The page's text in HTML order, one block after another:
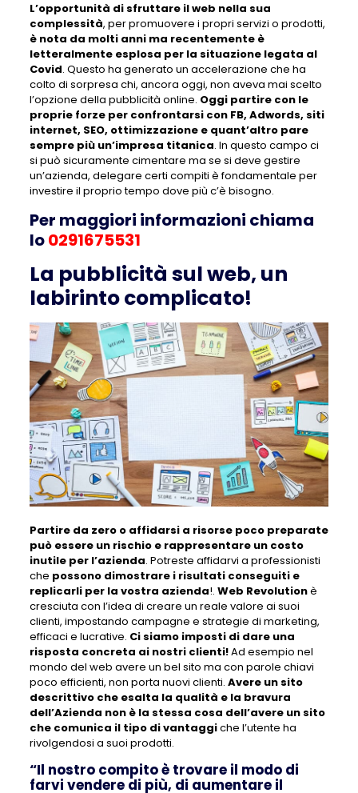
L’opportunità di sfruttare il web nella sua
complessità, per promuovere i propri servizi o prodotti,
è nota da molti anni ma recentemente è
letteralmente esplosa per la situazione legata al
Covid. Questo ha generato un accelerazione che ha
colto di sorpresa chi, ancora oggi, non aveva mai scelto
l’opzione della pubblicità online. Oggi partire con le
proprie forze per confrontarsi con FB, Adwords, siti
internet, SEO, ottimizzazione e quant’altro pare
sempre più un’impresa titanica. In questo campo ci
si può sicuramente cimentare ma se si deve gestire
un’azienda, delegare certi compiti è fondamentale per
investire il proprio tempo dove più c’è bisogno.
Per maggiori informazioni chiama
lo0291675531
La pubblicità sul web, un
labirinto complicato!
Partire da zero o affidarsi a risorse poco preparate
può essere un rischio e rappresentare un costo
inutile per l’azienda. Potreste affidarvi a professionisti
che possono dimostrare i risultati conseguiti e
replicarli per la vostra azienda!. Web Revolutionè
cresciuta con l’idea di creare un reale valore ai suoi
clienti, impostando campagne e strategie di marketing,
efficaci e lucrative. Ci siamo imposti di dare una
risposta concreta ai nostri clienti!Ad esempio nel
mondo del web avere un bel sito ma con parole chiavi
poco efficienti, non porta nuovi clienti. Avere un sito
descrittivo che esalta la qualità e la bravura
dell’Azienda non è la stessa cosa dell’avere un sito
che comunica il tipo di vantaggiche l’utente ha
rivolgendosi a suoi prodotti.
“Il nostro compito è trovare il modo di
farvi vendere di più, di aumentare il